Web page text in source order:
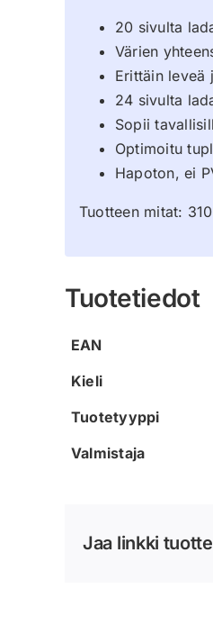
20 sivulta
Värien
Erittäin leveä
24 sivulta
Sopii
Optimoitu
Hapoton, ei
Tuotteen mitat:
Tuotetiedot
EAN
Kieli
Tuotetyyppi
Valmistaja
Jaa linkki